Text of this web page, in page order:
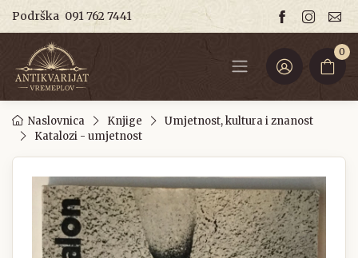
Podrška 091 762 7441
0
Naslovnica Knjige
Umjetnost, kultura i znanost
Katalozi - umjetnost